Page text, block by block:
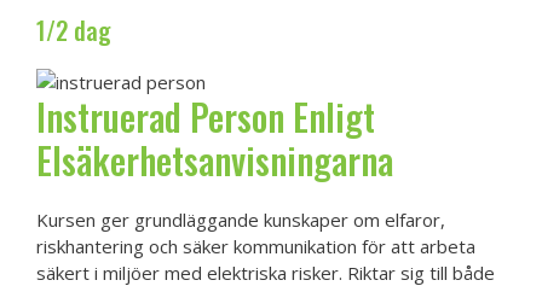
1/2 dag
Instruerad Person Enligt
Elsäkerhetsanvisningarna
Kursen ger grundläggande kunskaper om elfaror,
riskhantering och säker kommunikation för att arbeta
säkert i miljöer med elektriska risker. Riktar sig till både